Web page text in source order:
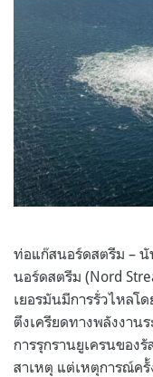
ท่อแก๊สนอร์ดสตรีม –
นอร์ดสตรีม (Nord
เยอรมันมีการรั่วไหลโ
ตึงเครียดทางพลังงาน
การรุกรานยูเครนของ
สาเหตุ แต่เหตุการณ์ค